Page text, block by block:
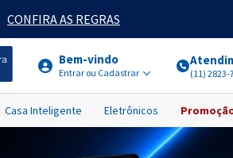
CONFIRA AS REGRAS
Bem-vindo
Entrar ou Cadastrar (11) 2823-
Casa Inteligente Eletrônicos